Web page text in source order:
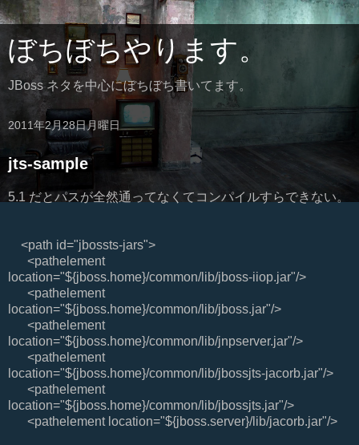
ぼちぼちやります。
JBoss ネタを中心にぼちぼち書いてます。
2011年2月28日月曜日
jts-sample
5.1 だとパスが全然通ってなくてコンパイルすらできない。
<path id="jbossts-jars">
<pathelement
location="${jboss.home}/common/lib/jboss-iiop.jar"/>
<pathelement
location="${jboss.home}/common/lib/jboss.jar"/>
<pathelement
location="${jboss.home}/common/lib/jnpserver.jar"/>
<pathelement
location="${jboss.home}/common/lib/jbossjts-jacorb.jar"/>
<pathelement
location="${jboss.home}/common/lib/jbossjts.jar"/>
<pathelement location="${jboss.server}/lib/jacorb.jar"/>